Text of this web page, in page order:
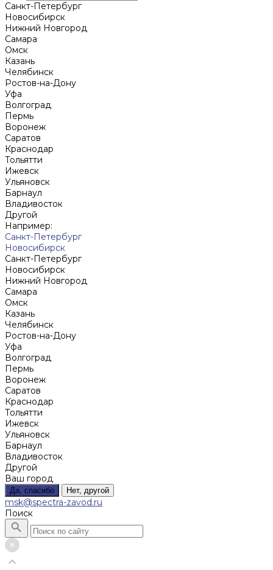
Санкт-Петербург
Новосибирск
Нижний Новгород
Cамара
Омск
Казань
Челябинск
Ростов-на-Дону
Уфа
Волгоград
Пермь
Воронеж
Саратов
Краснодар
Тольятти
Ижевск
Ульяновск
Барнаул
Владивосток
Другой
Например:
Санкт-Петербург
Новосибирск
Санкт-Петербург
Новосибирск
Нижний Новгород
Cамара
Омск
Казань
Челябинск
Ростов-на-Дону
Уфа
Волгоград
Пермь
Воронеж
Саратов
Краснодар
Тольятти
Ижевск
Ульяновск
Барнаул
Владивосток
Другой
Ваш город
Да, спасибо Нет, другой
msk@spectra-zavod.ru
Поиск